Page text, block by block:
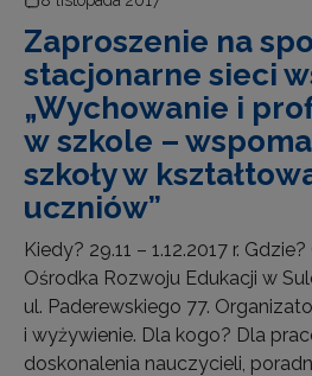
Zaproszenie na
stacjonarne sieci
„Wychowanie i
w szkole –
szkoły w
uczniów”
Kiedy? 29.11 – 1.12.2017 r.
Ośrodka Rozwoju Edukacji w
ul. Paderewskiego 77.
i wyżywienie. Dla kogo? Dla
doskonalenia nauczycieli,